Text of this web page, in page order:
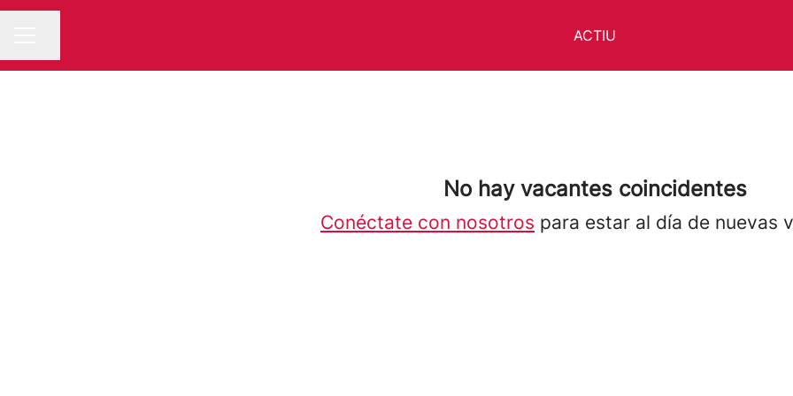
ACTIU
No hay vacantes coincidentes
Conéctate con nosotros para estar al día de nuevas